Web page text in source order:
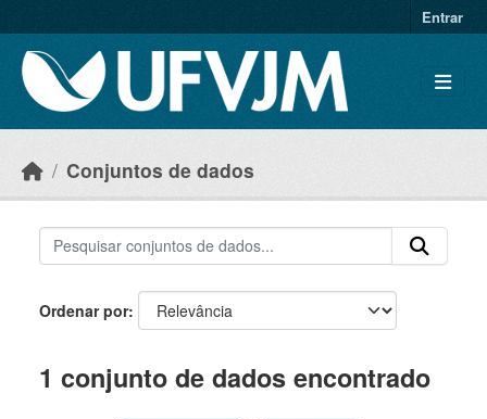
Entrar
Conjuntos de dados
Ordenar por
1 conjunto de dados encontrado